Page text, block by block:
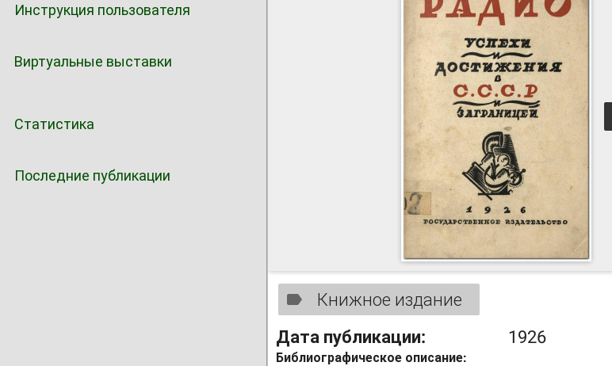
Инструкция пользователя
Виртуальные выставки
Статистика
Последние публикации
Книжное издание
Дата публикации:
1926
Библиографическое описание: